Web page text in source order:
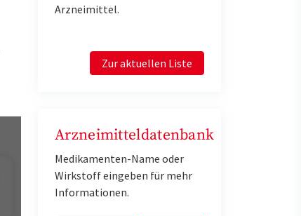
Arzneimittel.
Zur aktuellen Liste
Arzneimitteldatenbank
Medikamenten-Name oder
Wirkstoff eingeben für mehr
Informationen.